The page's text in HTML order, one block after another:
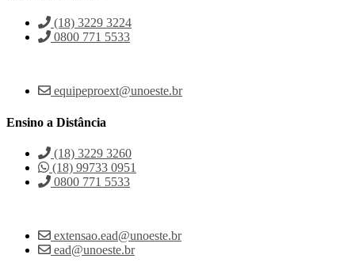
(18) 3229 3224
0800 771 5533
equipeproext@unoeste.br
Ensino a Distância
(18) 3229 3260
(18) 99733 0951
0800 771 5533
extensao.ead@unoeste.br
ead@unoeste.br